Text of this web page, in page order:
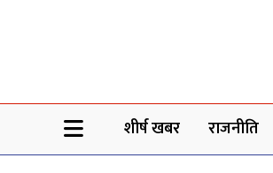
शीर्ष खबर राजनीति